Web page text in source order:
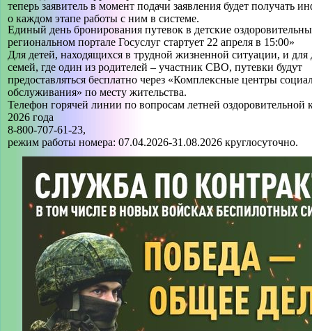
теперь заявитель в момент подачи заявления будет получать
о каждом этапе работы с ним в системе.
Единый день бронирования путевок в детские
региональном портале Госуслуг стартует 22 апреля в 15:00»
Для детей, находящихся в трудной жизненной ситуации, и для
семей, где один из родителей – участник СВО, путевки будут
предоставляться бесплатно через «Комплексные центры
обслуживания» по месту жительства.
Телефон горячей линии по вопросам летней оздоровительной
2026 года
8-800-707-61-23,
режим работы номера: 07.04.2026-31.08.2026 круглосуточно.